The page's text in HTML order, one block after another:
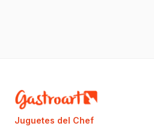
Juguetes del Chef